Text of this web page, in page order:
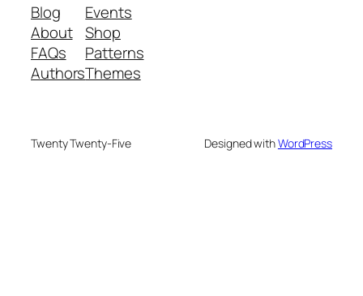
Blog
About
FAQs
Authors
Events
Shop
Patterns
Themes
Twenty Twenty-Five Designed withWordPress